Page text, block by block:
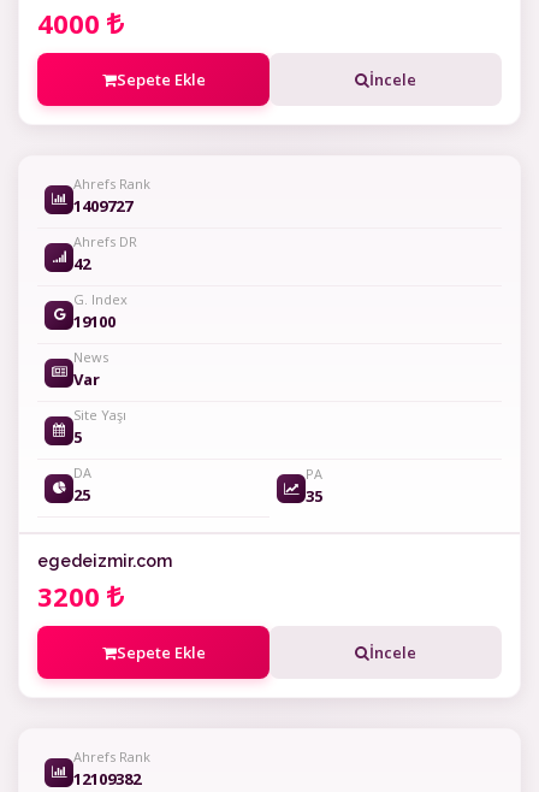
4000
Sepete Ekle İncele
Ahrefs Rank
1409727
Ahrefs DR
42
G. Index
19100
News
Var
Site Yaşı
5
DA
25
PA
35
egedeizmir.com
3200
Sepete Ekle İncele
Ahrefs Rank
12109382